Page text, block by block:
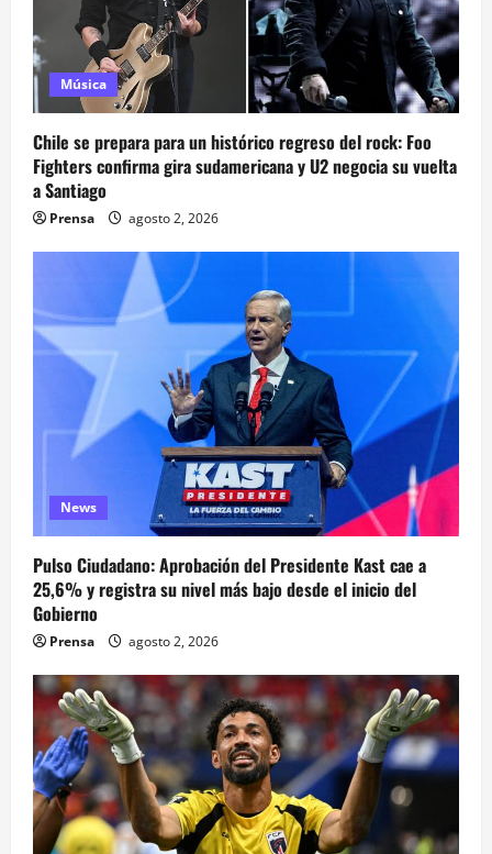
Música
Chile se prepara para un histórico regreso del rock: Foo
Fighters confirma gira sudamericana y U2 negocia su vuelta
a Santiago
Prensa agosto 2, 2026
News
Pulso Ciudadano: Aprobación del Presidente Kast cae a
25,6% y registra su nivel más bajo desde el inicio del
Gobierno
Prensa agosto 2, 2026